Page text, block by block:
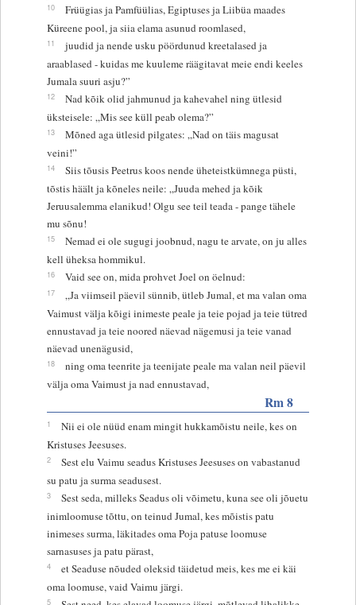
10
Früügias ja Pamfüülias, Egiptuses ja Liibüa maades
Küreene pool, ja siia elama asunud roomlased,
11
juudid ja nende usku pöördunud kreetalased ja
araablased - kuidas me kuuleme räägitavat meie endi keeles
Jumala suuri asju?”
12
Nad kõik olid jahmunud ja kahevahel ning ütlesid
üksteisele: „Mis see küll peab olema?”
13
Mõned aga ütlesid pilgates: „Nad on täis magusat
veini!”
14
Siis tõusis Peetrus koos nende üheteistkümnega püsti,
tõstis häält ja kõneles neile: „Juuda mehed ja kõik
Jeruusalemma elanikud! Olgu see teil teada - pange tähele
mu sõnu!
15
Nemad ei ole sugugi joobnud, nagu te arvate, on ju alles
kell üheksa hommikul.
16 Vaid see on, mida prohvet Joel on öelnud:
17
„Ja viimseil päevil sünnib, ütleb Jumal, et ma valan oma
Vaimust välja kõigi inimeste peale ja teie pojad ja teie tütred
ennustavad ja teie noored näevad nägemusi ja teie vanad
näevad unenägusid,
18
ning oma teenrite ja teenijate peale ma valan neil päevil
välja oma Vaimust ja nad ennustavad,
Rm 8
1
Nii ei ole nüüd enam mingit hukkamõistu neile, kes on
Kristuses Jeesuses.
2
Sest elu Vaimu seadus Kristuses Jeesuses on vabastanud
su patu ja surma seadusest.
3
Sest seda, milleks Seadus oli võimetu, kuna see oli jõuetu
inimloomuse tõttu, on teinud Jumal, kes mõistis patu
inimeses surma, läkitades oma Poja patuse loomuse
sarnasuses ja patu pärast,
4
et Seaduse nõuded oleksid täidetud meis, kes me ei käi
oma loomuse, vaid Vaimu järgi.
5